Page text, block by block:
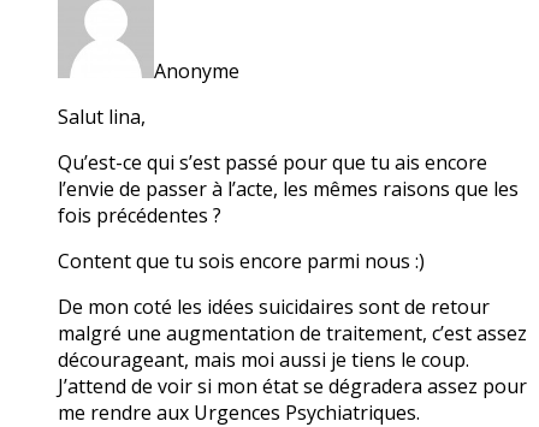
Anonyme
Salut lina,
Qu’est-ce qui s’est passé pour que tu ais encore
l’envie de passer à l’acte, les mêmes raisons que les
fois précédentes ?
Content que tu sois encore parmi nous :)
De mon coté les idées suicidaires sont de retour
malgré une augmentation de traitement, c’est assez
décourageant, mais moi aussi je tiens le coup.
J’attend de voir si mon état se dégradera assez pour
me rendre aux Urgences Psychiatriques.